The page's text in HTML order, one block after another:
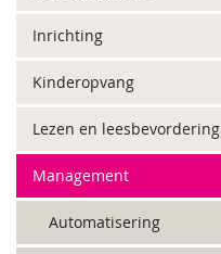
Inrichting
Kinderopvang
Lezen en leesbevordering
Management
Automatisering